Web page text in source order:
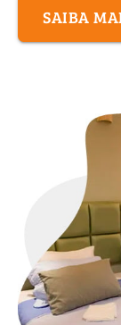
SAIBA